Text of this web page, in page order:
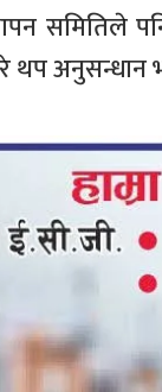
समितिले
थप